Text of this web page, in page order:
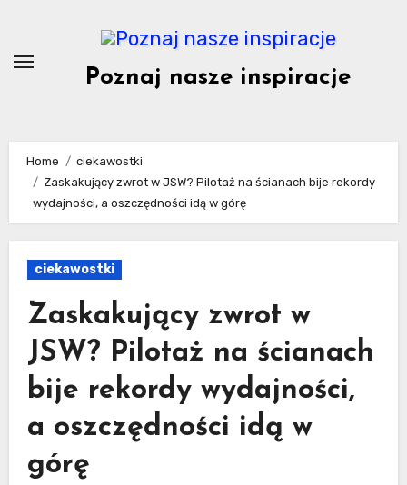
content
Poznaj nasze inspiracje
Home
ciekawostki
Zaskakujący zwrot w JSW? Pilotaż na ścianach bije rekordy
wydajności, a oszczędności idą w górę
ciekawostki
Zaskakujący zwrot w
JSW? Pilotaż na ścianach
bije rekordy wydajności,
a oszczędności idą w
górę